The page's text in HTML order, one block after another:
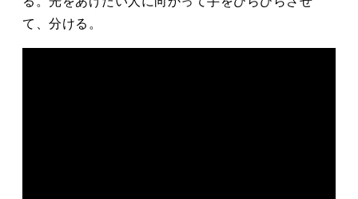
て、分ける。